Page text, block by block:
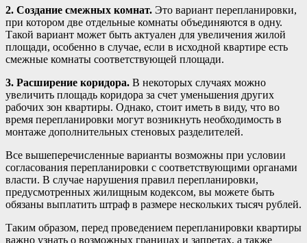
2. Создание смежных комнат. Это вариант перепланировки,
при котором две отдельные комнаты объединяются в одну.
Такой вариант может быть актуален для увеличения жилой
площади, особенно в случае, если в исходной квартире есть
смежные комнаты соответствующей площади.
3. Расширение коридора. В некоторых случаях можно
увеличить площадь коридора за счет уменьшения других
рабочих зон квартиры. Однако, стоит иметь в виду, что во
время перепланировки могут возникнуть необходимость в
монтаже дополнительных стеновых разделителей.
Все вышеперечисленные варианты возможны при условии
согласования перепланировки с соответствующими органами
власти. В случае нарушения правил перепланировки,
предусмотренных жилищным кодексом, вы можете быть
обязаны выплатить штраф в размере нескольких тысяч рублей.
Таким образом, перед проведением перепланировки квартиры
важно узнать о возможных границах и запретах, а также